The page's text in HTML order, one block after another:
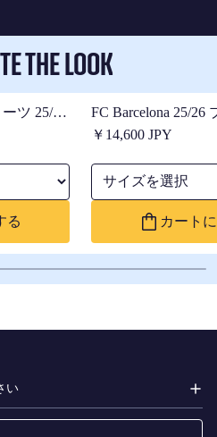
THE LOOK
ツ 25/26
る
FC Barcelona 25/26
ム シャツ ウィメン
￥14,600 JPY
サイズを選択
カート
い